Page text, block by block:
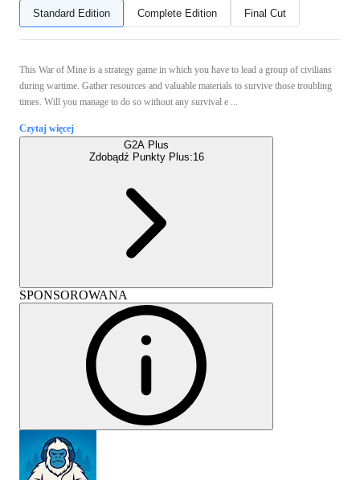
Standard Edition Complete Edition Final Cut
This War of Mine is a strategy game in which you have to lead a group of civilians
during wartime. Gather resources and valuable materials to survive those troubling
times. Will you manage to do so without any survival e ...
Czytaj więcej
G2A Plus
Zdobądź Punkty Plus:16
SPONSOROWANA